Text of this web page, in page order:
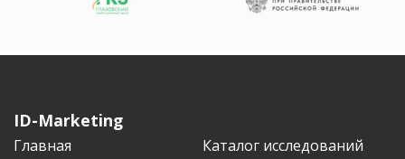
ID-Marketing
Главная
Каталог исследований